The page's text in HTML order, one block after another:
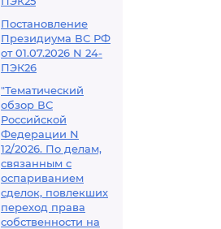
Постановление
Президиума ВС РФ
от 01.07.2026 N 24-
ПЭК26
"Тематический
обзор ВС
Российской
Федерации N
12/2026. По делам,
связанным с
оспариванием
сделок, повлекших
переход права
собственности на